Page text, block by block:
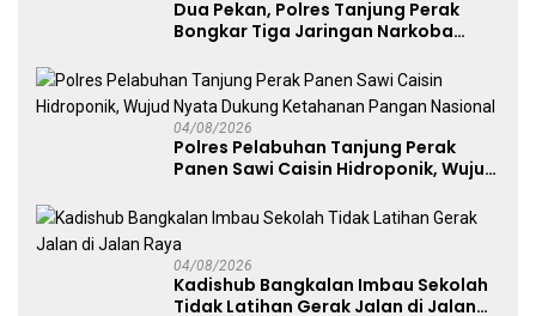
Dua Pekan, Polres Tanjung Perak
Bongkar Tiga Jaringan Narkoba
04/08/2026
Polres Pelabuhan Tanjung Perak
Panen Sawi Caisin Hidroponik, Wujud
Nasional
04/08/2026
Kadishub Bangkalan Imbau Sekolah
Tidak Latihan Gerak Jalan di Jalan